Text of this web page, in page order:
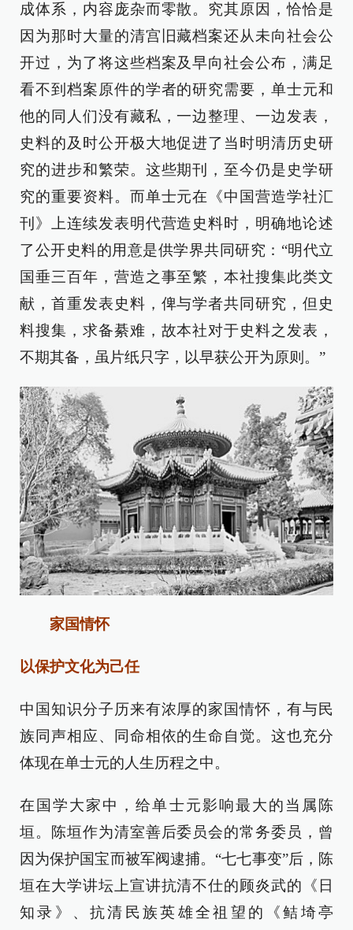
成体系，内容庞杂而零散。究其原因，恰恰是
因为那时大量的清宫旧藏档案还从未向社会公
开过，为了将这些档案及早向社会公布，满足
看不到档案原件的学者的研究需要，单士元和
他的同人们没有藏私，一边整理、一边发表，
史料的及时公开极大地促进了当时明清历史研
究的进步和繁荣。这些期刊，至今仍是史学研
究的重要资料。而单士元在《中国营造学社汇
刊》上连续发表明代营造史料时，明确地论述
了公开史料的用意是供学界共同研究：“明代立
国垂三百年，营造之事至繁，本社搜集此类文
献，首重发表史料，俾与学者共同研究，但史
料搜集，求备綦难，故本社对于史料之发表，
不期其备，虽片纸只字，以早获公开为原则。”
家国情怀
以保护文化为己任
中国知识分子历来有浓厚的家国情怀，有与民
族同声相应、同命相依的生命自觉。这也充分
体现在单士元的人生历程之中。
在国学大家中，给单士元影响最大的当属陈
垣。陈垣作为清室善后委员会的常务委员，曾
因为保护国宝而被军阀逮捕。“七七事变”后，陈
垣在大学讲坛上宣讲抗清不仕的顾炎武的《日
知录》、抗清民族英雄全祖望的《鲒埼亭